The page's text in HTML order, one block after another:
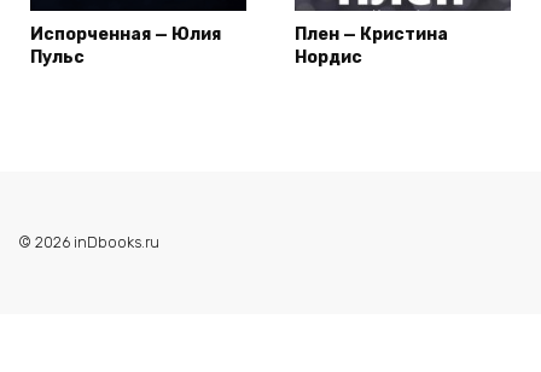
Испорченная — Юлия
Пульс
Плен — Кристина
Нордис
© 2026 inDbooks.ru